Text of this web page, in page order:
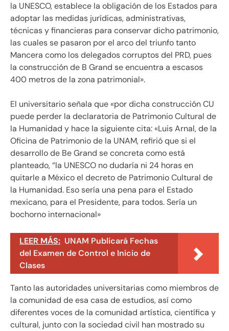
la UNESCO, establece la obligación de los Estados para
adoptar las medidas jurídicas, administrativas,
técnicas y financieras para conservar dicho patrimonio,
las cuales se pasaron por el arco del triunfo tanto
Mancera como los delegados corruptos del PRD, pues
la construcción de B Grand se encuentra a escasos
400 metros de la zona patrimonial».
El universitario señala que «por dicha construcción CU
puede perder la declaratoria de Patrimonio Cultural de
la Humanidad y hace la siguiente cita: «Luis Arnal, de la
Oficina de Patrimonio de la UNAM, refirió que si el
desarrollo de Be Grand se concreta como está
planteado, “la UNESCO no dudaría ni 24 horas en
quitarle a México el decreto de Patrimonio Cultural de
la Humanidad. Eso sería una pena para el Estado
mexicano, para el Presidente, para todos. Sería un
bochorno internacional»
LEER MÁS: UNAM Publicará Fechas
del Examen de Control e Inicio de
Clases
Tanto las autoridades universitarias como miembros de
la comunidad de esa casa de estudios, así como
diferentes voces de la comunidad artística, científica y
cultural, junto con la sociedad civil han mostrado su